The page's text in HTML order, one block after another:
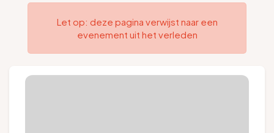
Let op: deze pagina verwijst naar een
evenement uit het verleden